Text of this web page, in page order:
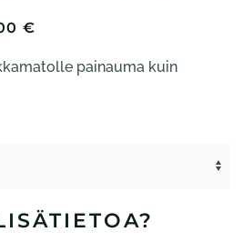
€
-
painauma kuin